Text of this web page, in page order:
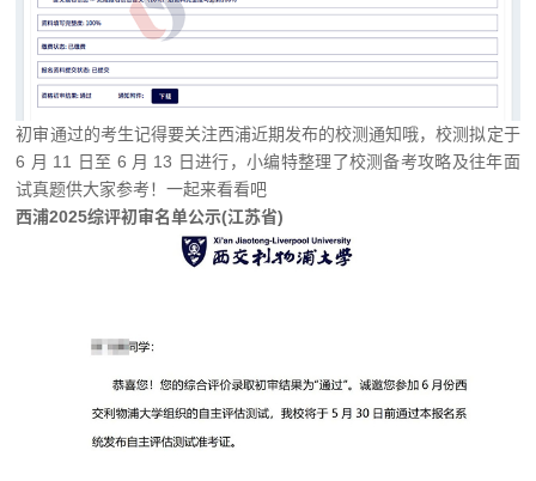
初审通过的考生记得要关注西浦近期发布的校测通知哦，校测拟定于
6 月 11 日至 6 月 13 日进行，小编特整理了校测备考攻略及往年面
试真题供大家参考！一起来看看吧
西浦2025综评初审名单公示(江苏省)